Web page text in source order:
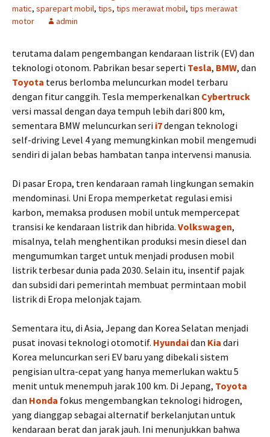
matic, sparepart mobil, tips, tips merawat mobil, tips merawat
motor
admin
terutama dalam pengembangan kendaraan listrik (EV) dan
teknologi otonom. Pabrikan besar seperti Tesla, BMW, dan
Toyota terus berlomba meluncurkan model terbaru
dengan fitur canggih. Tesla memperkenalkan Cybertruck
versi massal dengan daya tempuh lebih dari 800 km,
sementara BMW meluncurkan seri i7dengan teknologi
self-driving Level 4 yang memungkinkan mobil mengemudi
sendiri di jalan bebas hambatan tanpa intervensi manusia.
Di pasar Eropa, tren kendaraan ramah lingkungan semakin
mendominasi. Uni Eropa memperketat regulasi emisi
karbon, memaksa produsen mobil untuk mempercepat
transisi ke kendaraan listrik dan hibrida. Volkswagen,
misalnya, telah menghentikan produksi mesin diesel dan
mengumumkan target untuk menjadi produsen mobil
listrik terbesar dunia pada 2030. Selain itu, insentif pajak
dan subsidi dari pemerintah membuat permintaan mobil
listrik di Eropa melonjak tajam.
Sementara itu, di Asia, Jepang dan Korea Selatan menjadi
pusat inovasi teknologi otomotif. Hyundaidan Kia dari
Korea meluncurkan seri EV baru yang dibekali sistem
pengisian ultra-cepat yang hanya memerlukan waktu 5
menit untuk menempuh jarak 100 km. Di Jepang, Toyota
dan Honda fokus mengembangkan teknologi hidrogen,
yang dianggap sebagai alternatif berkelanjutan untuk
kendaraan berat dan jarak jauh. Ini menunjukkan bahwa